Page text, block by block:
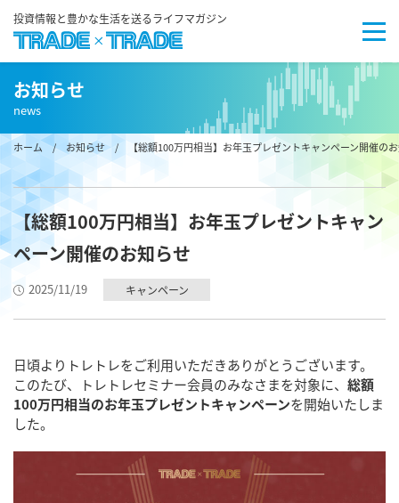
投資情報と豊かな生活を送るライフマガジン
お知らせ
news
ホーム/ お知らせ/ 【総額100万円相当】お年玉プレゼントキャンペーン開催の
【総額100万円相当】お年玉プレゼントキャン
ペーン開催のお知らせ
2025/11/19 キャンペーン
日頃よりトレトレをご利用いただきありがとうございます。
このたび、トレトレセミナー会員のみなさまを対象に、 総額
100万円相当のお年玉プレゼントキャンペーンを開始いたしま
した。